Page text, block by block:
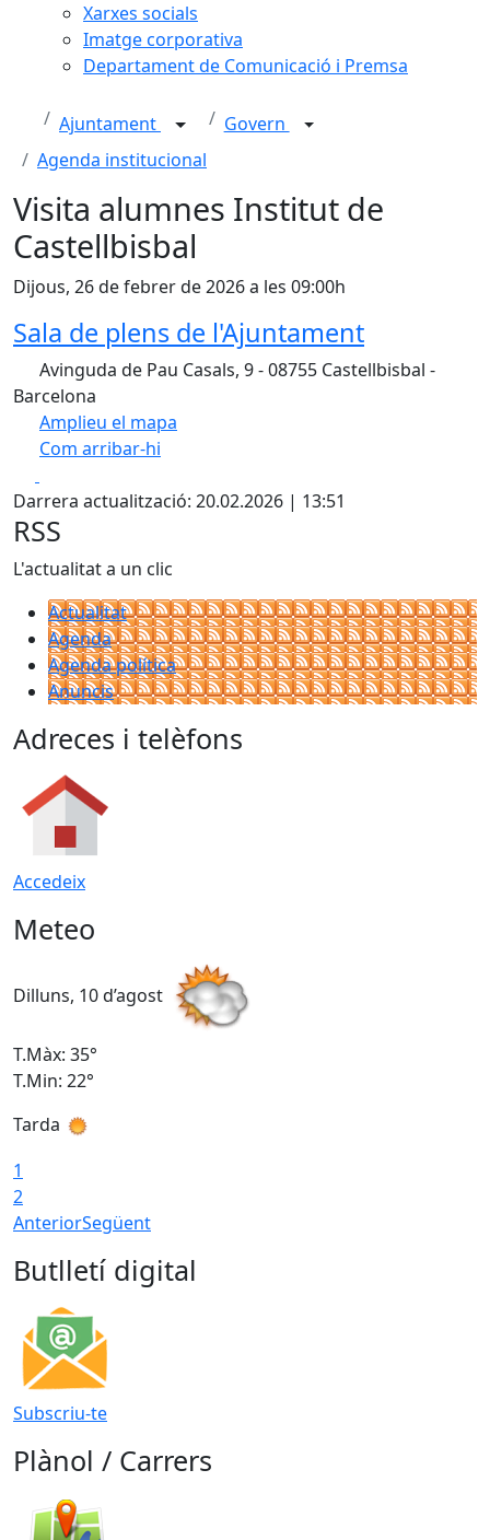
Xarxes socials
Imatge corporativa
Departament de Comunicació i Premsa
Ajuntament
Govern
Agenda institucional
Visita alumnes Institut de
Castellbisbal
Dijous, 26 de febrer de 2026 a les 09:00h
Sala de plens de l'Ajuntament
Avinguda de Pau Casals, 9 - 08755 Castellbisbal -
Barcelona
Amplieu el mapa
Com arribar-hi
+
−
Darrera actualització: 20.02.2026 | 13:51
RSS
L'actualitat a un clic
Actualitat
Agenda
Agenda política
Anuncis
Adreces i telèfons
Accedeix
Meteo
Dilluns, 10 d’agost
T.Màx: 35°
T.Min: 22°
Tarda
1
2
AnteriorSegüent
Butlletí digital
Subscriu-te
Plànol / Carrers